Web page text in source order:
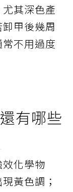
其深色產
甲後幾周
不用過度
有哪些
化學物
黃色調；